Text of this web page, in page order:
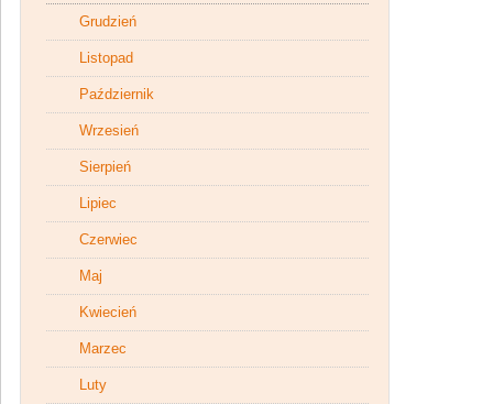
Grudzień
Listopad
Październik
Wrzesień
Sierpień
Lipiec
Czerwiec
Maj
Kwiecień
Marzec
Luty